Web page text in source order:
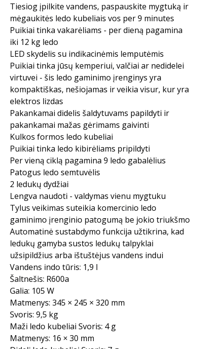
Tiesiog įpilkite vandens, paspauskite mygtuką ir
mėgaukitės ledo kubeliais vos per 9 minutes
Puikiai tinka vakarėliams - per dieną pagamina
iki 12 kg ledo
LED skydelis su indikacinėmis lemputėmis
Puikiai tinka jūsų kemperiui, valčiai ar nedidelei
virtuvei - šis ledo gaminimo įrenginys yra
kompaktiškas, nešiojamas ir veikia visur, kur yra
elektros lizdas
Pakankamai didelis šaldytuvams papildyti ir
pakankamai mažas gėrimams gaivinti
Kulkos formos ledo kubeliai
Puikiai tinka ledo kibirėliams pripildyti
Per vieną ciklą pagamina 9 ledo gabalėlius
Patogus ledo semtuvėlis
2 ledukų dydžiai
Lengva naudoti - valdymas vienu mygtuku
Tylus veikimas suteikia komercinio ledo
gaminimo įrenginio patogumą be jokio triukšmo
Automatinė sustabdymo funkcija užtikrina, kad
ledukų gamyba sustos ledukų talpyklai
užsipildžius arba ištuštėjus vandens indui
Vandens indo tūris: 1,9 l
Šaltnešis: R600a
Galia: 105 W
Matmenys: 345 × 245 × 320 mm
Svoris: 9,5 kg
Maži ledo kubeliai Svoris: 4 g
Matmenys: 16 × 30 mm